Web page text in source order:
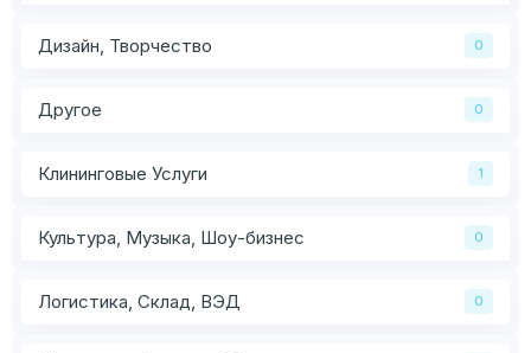
Дизайн, Творчество 0
Другое 0
Клининговые Услуги 1
Культура, Музыка, Шоу-бизнес 0
Логистика, Склад, ВЭД 0